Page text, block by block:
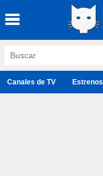
Canales de TV Estrenos